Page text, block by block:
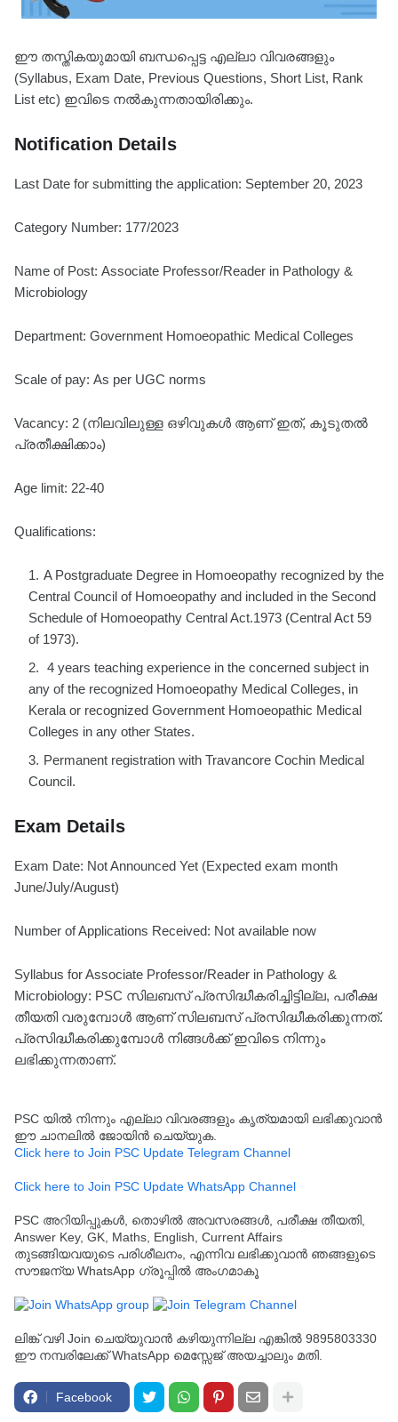
ഈ തസ്തികയുമായി ബന്ധപ്പെട്ട എല്ലാ വിവരങ്ങളും
(Syllabus, Exam Date, Previous Questions, Short List, Rank
List etc) ഇവിടെ നൽകുന്നതായിരിക്കും.
Notification Details
Last Date for submitting the application: September 20, 2023
Category Number: 177/2023
Name of Post: Associate Professor/Reader in Pathology &
Microbiology
Department: Government Homoeopathic Medical Colleges
Scale of pay: As per UGC norms
Vacancy: 2 (നിലവിലുള്ള ഒഴിവുകൾ ആണ് ഇത്, കൂടുതൽ
പ്രതീക്ഷിക്കാം)
Age limit: 22-40
Qualifications:
A Postgraduate Degree in Homoeopathy recognized by the
Central Council of Homoeopathy and included in the Second
Schedule of Homoeopathy Central Act.1973 (Central Act 59
of 1973).
4 years teaching experience in the concerned subject in
any of the recognized Homoeopathy Medical Colleges, in
Kerala or recognized Government Homoeopathic Medical
Colleges in any other States.
Permanent registration with Travancore Cochin Medical
Council.
Exam Details
Exam Date: Not Announced Yet (Expected exam month
June/July/August)
Number of Applications Received: Not available now
Syllabus for Associate Professor/Reader in Pathology &
Microbiology: PSC സിലബസ് പ്രസിദ്ധീകരിച്ചിട്ടില്ല, പരീക്ഷ
തീയതി വരുമ്പോൾ ആണ് സിലബസ് പ്രസിദ്ധീകരിക്കുന്നത്.
പ്രസിദ്ധീകരിക്കുമ്പോൾ നിങ്ങൾക്ക് ഇവിടെ നിന്നും
ലഭിക്കുന്നതാണ്.
PSC യിൽ നിന്നും എല്ലാ വിവരങ്ങളും കൃത്യമായി ലഭിക്കുവാൻ
ഈ ചാനലിൽ ജോയിൻ ചെയ്യുക.
Click here to Join PSC Update Telegram Channel
Click here to Join PSC Update WhatsApp Channel
PSC അറിയിപ്പുകൾ, തൊഴിൽ അവസരങ്ങൾ, പരീക്ഷ തീയതി,
Answer Key, GK, Maths, English, Current Affairs
തുടങ്ങിയവയുടെ പരിശീലനം, എന്നിവ ലഭിക്കുവാൻ ഞങ്ങളുടെ
സൗജന്യ WhatsApp ഗ്രൂപ്പിൽ അംഗമാകൂ
ലിങ്ക് വഴി Join ചെയ്യുവാൻ കഴിയുന്നില്ല എങ്കിൽ 9895803330
ഈ നമ്പരിലേക്ക് WhatsApp മെസ്സേജ് അയച്ചാലും മതി.
Facebook